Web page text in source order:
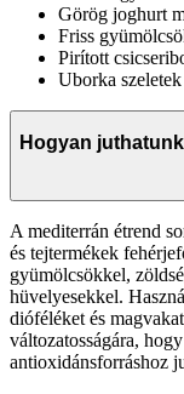
Görög joghurt
Friss
Pirított
Uborka
Hogyan
A mediterrán étrend
és tejtermékek
gyümölcsökkel,
hüvelyesekkel.
dióféléket és
változatosságára,
antioxidánsforráshoz